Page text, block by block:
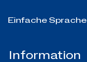
Einfache Sprache
Information